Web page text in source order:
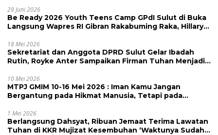
29 Juni 2026
Be Ready 2026 Youth Teens Camp GPdI Sulut di Buka
Langsung Wapres RI Gibran Rakabuming Raka, Hillary
18 Mei 2026
Sekretariat dan Anggota DPRD Sulut Gelar Ibadah
Rutin, Royke Anter Sampaikan Firman Tuhan Menjadi
10 Mei 2026
MTPJ GMIM 10-16 Mei 2026 : Iman Kamu Jangan
Bergantung pada Hikmat Manusia, Tetapi pada
1 Mei 2026
Berlangsung Dahsyat, Ribuan Jemaat Terima Lawatan
Tuhan di KKR Mujizat Kesembuhan ‘Waktunya Sudah